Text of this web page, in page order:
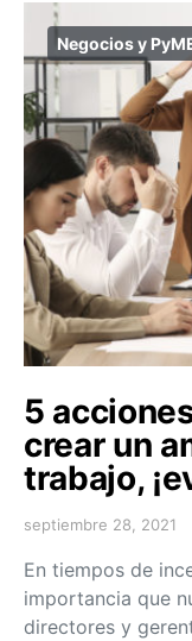
Negocios y
5
crear un
trabajo,
septiembre 28, 2021
En tiempos de
importancia que
directores y